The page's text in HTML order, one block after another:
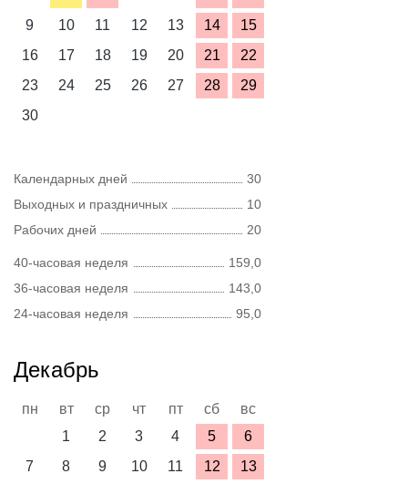
9
10 11 12 13 14
15
16
17 18 19 20 21
22
23
24 25 26 27 28
29
30
Календарных дней
30
Выходных и праздничных
10
Рабочих дней
20
40-часовая неделя
159,0
36-часовая неделя
143,0
24-часовая неделя
95,0
Декабрь
пн вт ср чт пт сб
вс
1
2 3 4 5
6
7
8 9 10 11 12
13